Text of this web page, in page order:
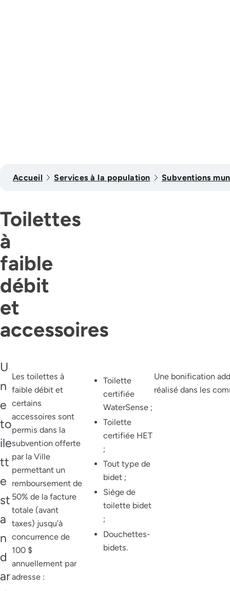
Accueil Services à la population Subventions
Toilettes
à
faible
débit
et
accessoires
U
n
e
to
ile
tt
e
st
a
n
d
ar
Les toilettes à
faible débit et
certains
accessoires sont
permis dans la
subvention offerte
par la Ville
permettant un
remboursement de
50% de la facture
totale (avant
taxes) jusqu’à
concurrence de
100 $
annuellement par
adresse :
Toilette
certifiée
WaterSense ;
Toilette
certifiée HET
;
Tout type de
bidet ;
Siège de
toilette bidet
;
Douchettes-
bidets.
Une bonification
réalisé dans les